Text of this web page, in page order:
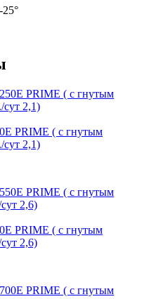
PRIME ( с гнутым
2,1)
PRIME ( с гнутым
2,6)